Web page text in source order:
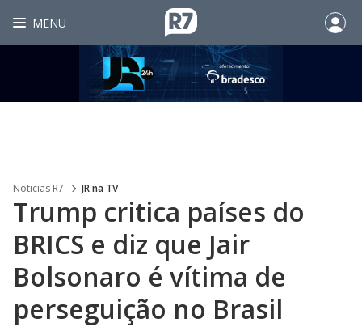
MENU
Noticias R7 JR na TV
Trump critica países do
BRICS e diz que Jair
Bolsonaro é vítima de
perseguição no Brasil